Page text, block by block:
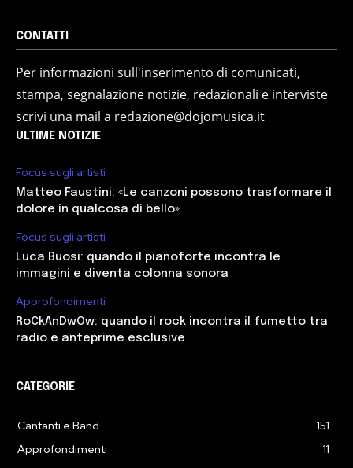
CONTATTI
Per informazioni sull'inserimento di comunicati,
stampa, segnalazione notizie, redazionali e interviste
scrivi una mail a redazione@dojomusica.it
ULTIME NOTIZIE
Focus sugli artisti
Matteo Faustini: «Le canzoni possono trasformare il
dolore in qualcosa di bello»
Focus sugli artisti
Luca Buosi: quando il pianoforte incontra le
immagini e diventa colonna sonora
Approfondimenti
RoCkAnDwOw: quando il rock incontra il fumetto tra
radio e anteprime esclusive
CATEGORIE
Cantanti e Band
151
Approfondimenti
11